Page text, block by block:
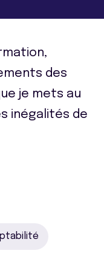
des
je mets au
inégalités de